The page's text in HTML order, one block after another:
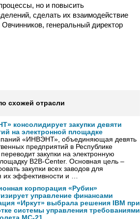
но и повысить
сделать их взаимодействие
генеральный директор
схожей отрасли
консолидирует закупки девяти
на электронной площадке
«ИНВЭНТ», объединяющая девять
предприятий в Республике
закупки на электронную
B2B-Center. Основная цель –
закупки всех заводов для
их эффективности и …
корпорация «Рубин»
управление финансами
«Иркут» выбрала решения IBM при
системы управления требованиями